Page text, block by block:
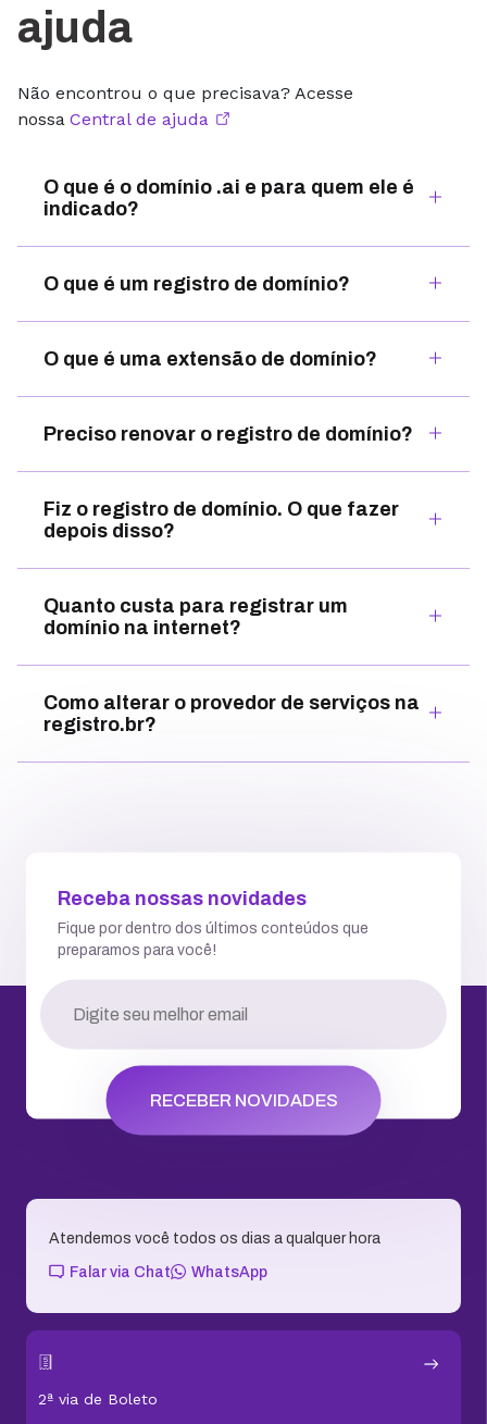
ajuda
Não encontrou o que precisava? Acesse
nossa Central de ajuda
O que é o domínio .ai e para quem ele é
indicado?
O que é um registro de domínio?
O que é uma extensão de domínio?
Preciso renovar o registro de domínio?
Fiz o registro de domínio. O que fazer
depois disso?
Quanto custa para registrar um
domínio na internet?
Como alterar o provedor de serviços na
registro.br?
Receba nossas novidades
Fique por dentro dos últimos conteúdos que
preparamos para você!
RECEBER NOVIDADES
Atendemos você todos os dias a qualquer hora
Falar via Chat WhatsApp
2ª via de Boleto